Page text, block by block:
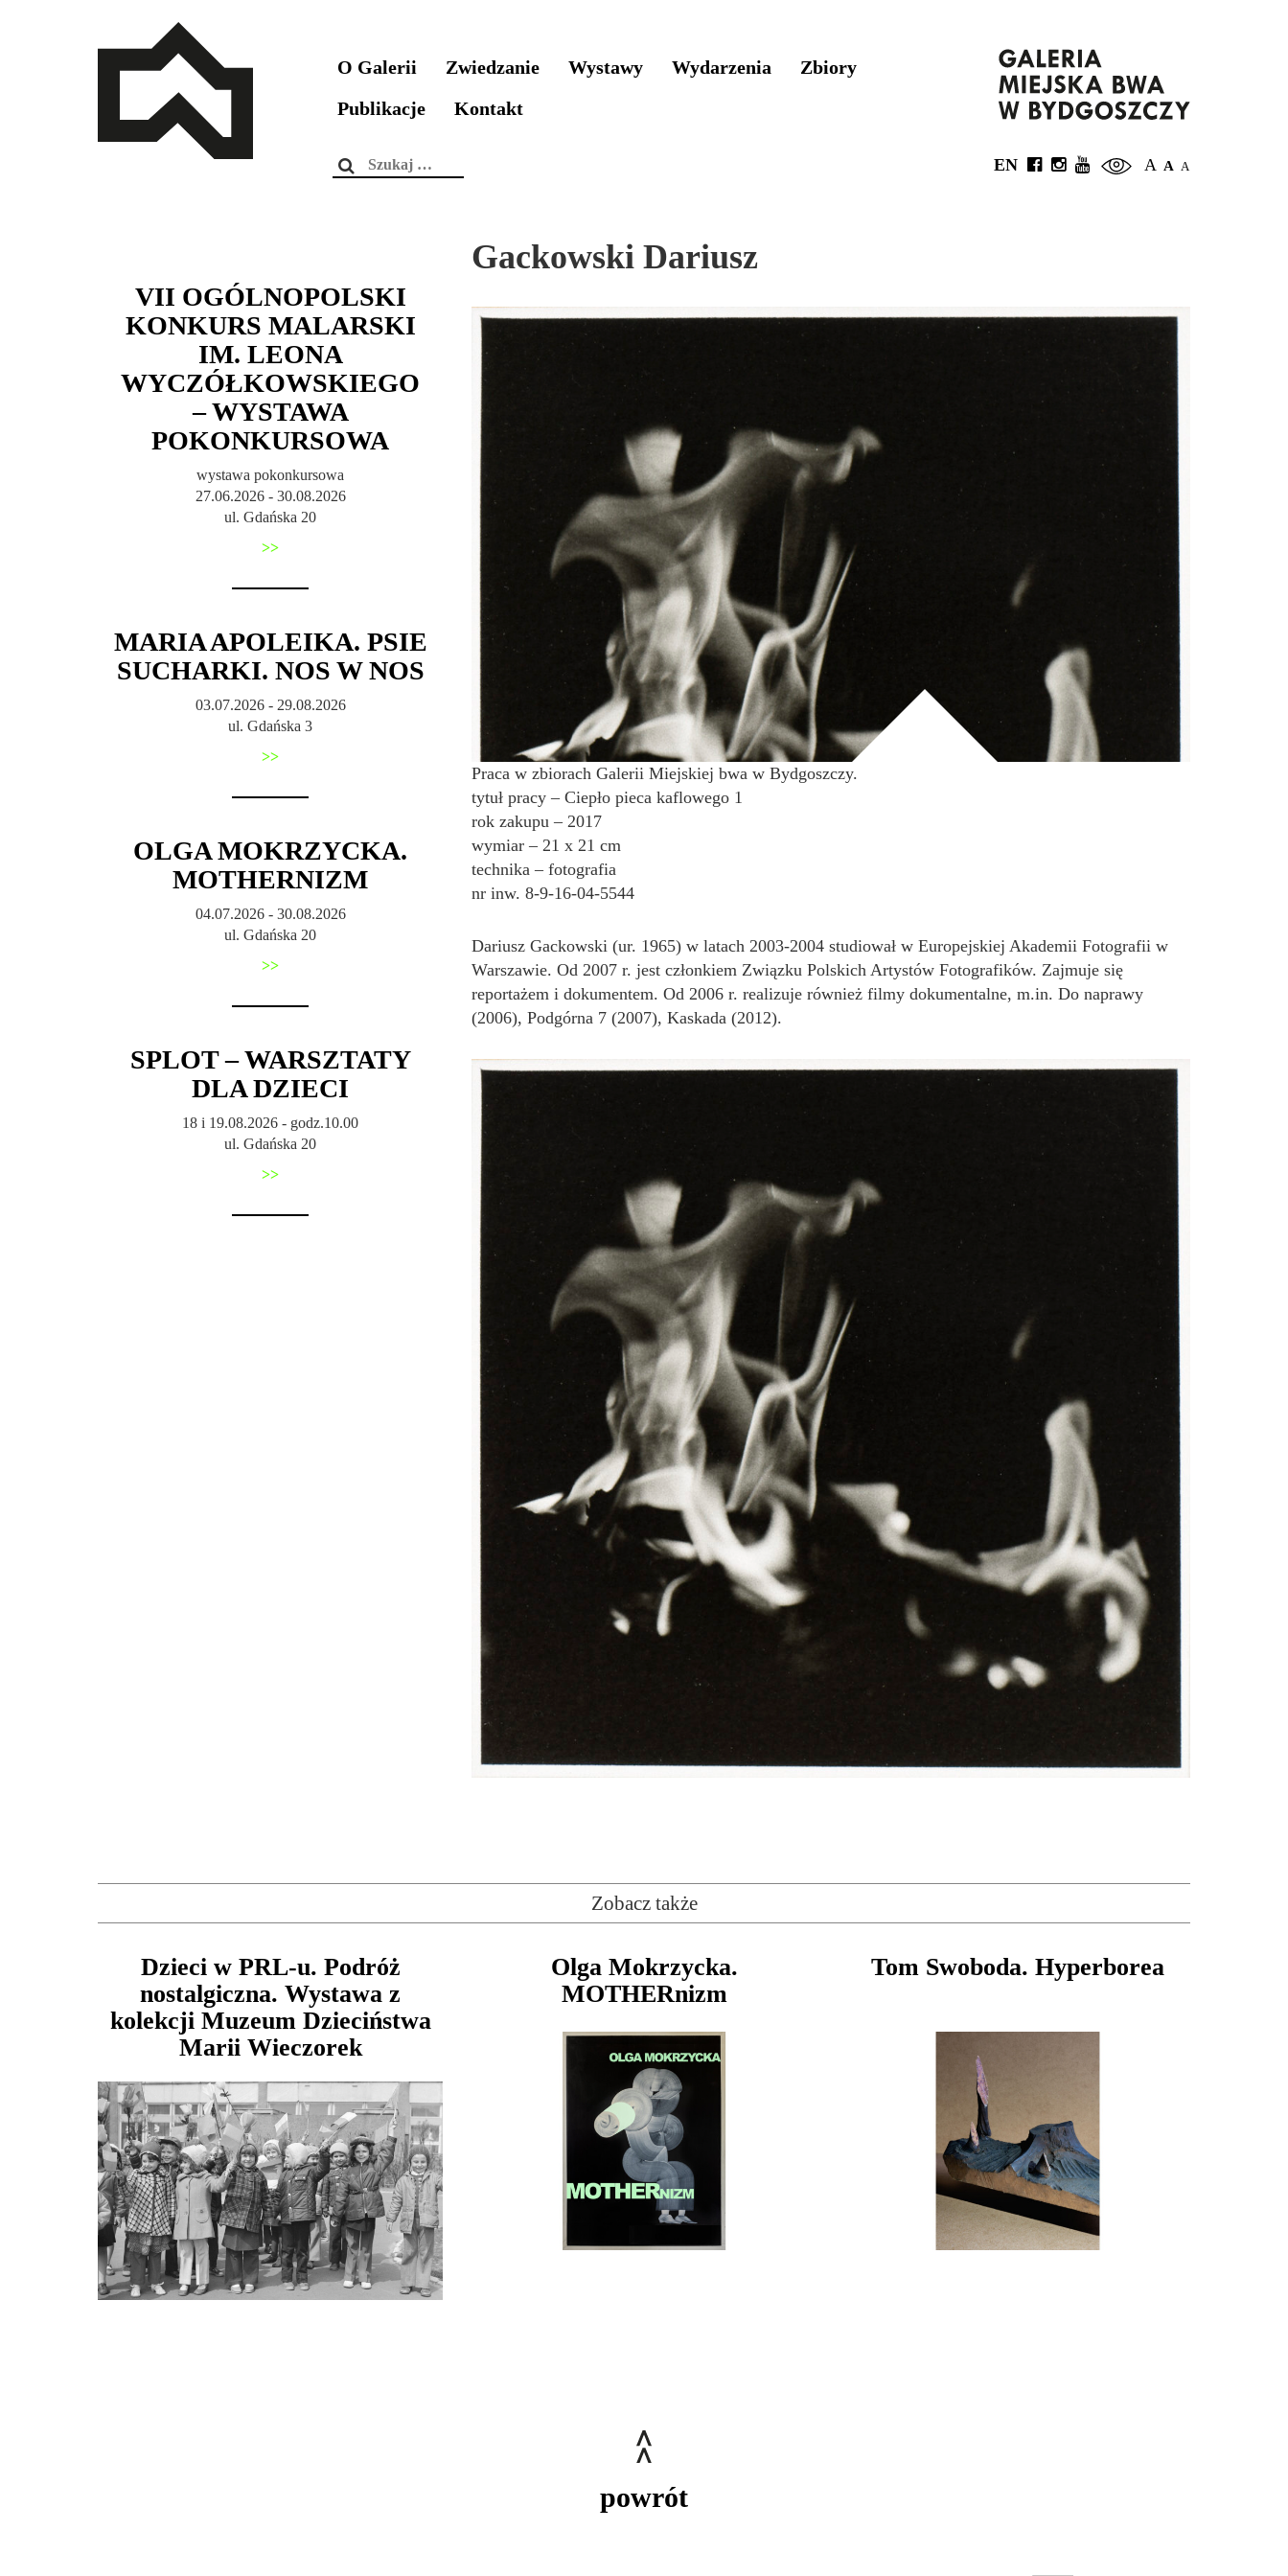
O Galerii Zwiedzanie Wystawy Wydarzenia
Zbiory
Publikacje
Kontakt
Szukaj: A A A
EN
VII OGÓLNOPOLSKI
KONKURS MALARSKI
IM. LEONA
WYCZÓŁKOWSKIEGO
– WYSTAWA
POKONKURSOWA
wystawa pokonkursowa
27.06.2026 - 30.08.2026
ul. Gdańska 20
>>
MARIA APOLEIKA. PSIE
SUCHARKI. NOS W NOS
03.07.2026 - 29.08.2026
ul. Gdańska 3
>>
OLGA MOKRZYCKA.
MOTHERNIZM
04.07.2026 - 30.08.2026
ul. Gdańska 20
>>
SPLOT – WARSZTATY
DLA DZIECI
18 i 19.08.2026 - godz.10.00
ul. Gdańska 20
>>
Gackowski Dariusz
Praca w zbiorach Galerii Miejskiej bwa w Bydgoszczy.
tytuł pracy – Ciepło pieca kaflowego 1
rok zakupu – 2017
wymiar – 21 x 21 cm
technika – fotografia
nr inw. 8-9-16-04-5544
Dariusz Gackowski (ur. 1965) w latach 2003-2004 studiował w Europejskiej Akademii Fotografii w
Warszawie. Od 2007 r. jest członkiem Związku Polskich Artystów Fotografików. Zajmuje się
reportażem i dokumentem. Od 2006 r. realizuje również filmy dokumentalne, m.in. Do naprawy
(2006), Podgórna 7 (2007), Kaskada (2012).
Zobacz także
Dzieci w PRL-u. Podróż
nostalgiczna. Wystawa z
kolekcji Muzeum Dzieciństwa
Marii Wieczorek
Olga Mokrzycka.
MOTHERnizm
Tom Swoboda. Hyperborea
powrót